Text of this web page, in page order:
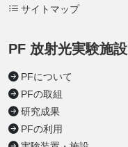
サイトマップ
PF 放射光実験施設
PFについて
PFの取組
研究成果
PFの利用